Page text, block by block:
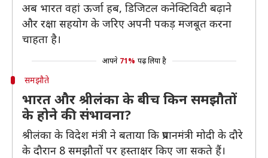
अब भारत वहां ऊर्जा हब, डिजिटल कनेक्टिविटी बढ़ाने
और रक्षा सहयोग के जरिए अपनी पकड़ मजबूत करना
चाहता है।
आपने 71% पढ़ लिया है
समझौते
भारत और श्रीलंका के बीच किन समझौतों
के होने की संभावना?
श्रीलंका के विदेश मंत्री ने बताया क‍ि प्रधानमंत्री मोदी के दौरे
के दौरान 8 समझौतों पर हस्ताक्षर किए जा सकते हैं।